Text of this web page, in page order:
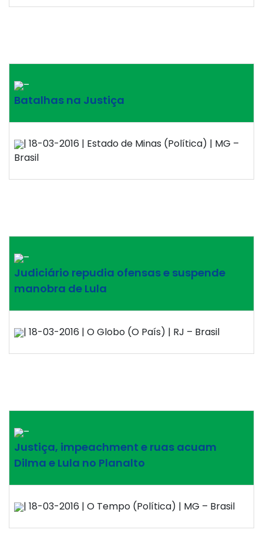
–
Batalhas na Justiça
| 18-03-2016 | Estado de Minas (Política) | MG –
Brasil
–
Judiciário repudia ofensas e suspende
manobra de Lula
| 18-03-2016 | O Globo (O País) | RJ – Brasil
–
Justiça, impeachment e ruas acuam
Dilma e Lula no Planalto
| 18-03-2016 | O Tempo (Política) | MG – Brasil